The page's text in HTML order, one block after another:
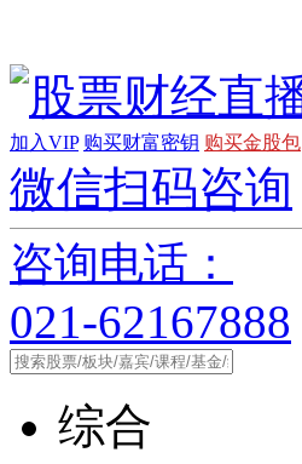
加入VIP 购买财富密钥 购买金股包
微信扫码咨询
咨询电话：
021-62167888
综合